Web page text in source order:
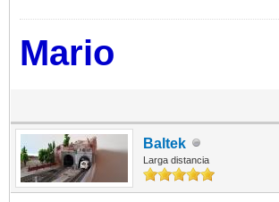
Mario
Baltek
Larga distancia